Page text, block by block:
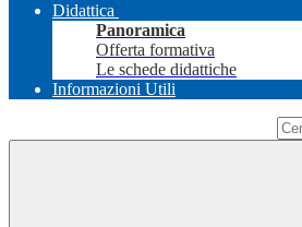
Didattica
Panoramica
Offerta formativa
Le schede didattiche
Informazioni Utili